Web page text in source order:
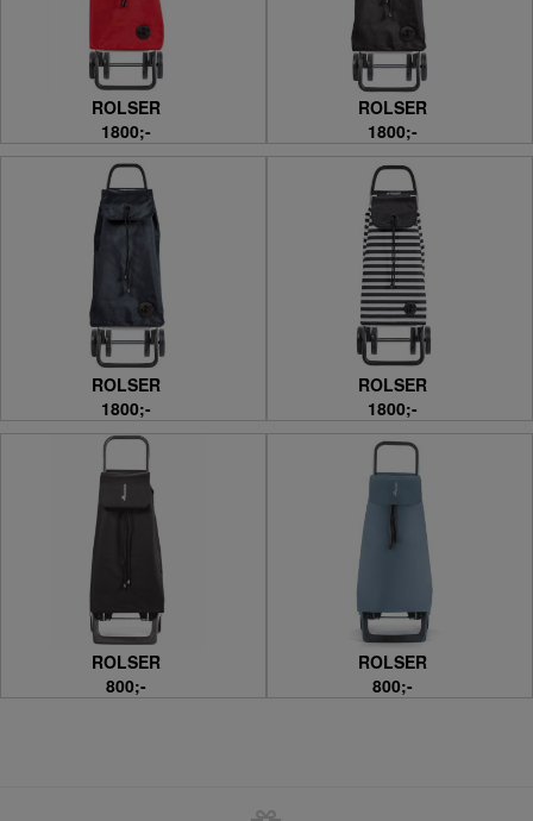
ROLSER
1800;-
ROLSER
1800;-
ROLSER
1800;-
ROLSER
1800;-
ROLSER
800;-
ROLSER
800;-